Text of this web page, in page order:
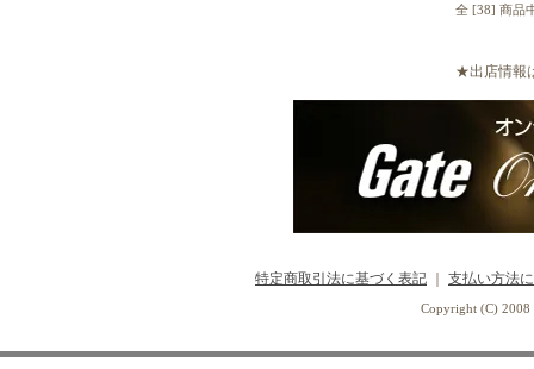
全 [38] 商品
★出店情報
特定商取引法に基づく表記 支払い方法
Copyright (C) 2008